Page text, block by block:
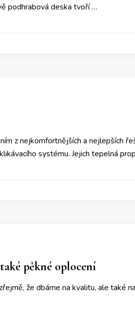
podhrabová deska tvoří …
z nejkomfortnějších a nejlepších
systému. Jejich tepelná
pěkné oplocení
že dbáme na kvalitu, ale také